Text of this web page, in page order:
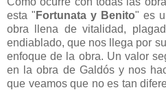
esta " Fortunata y Benito" es
obra llena de vitalidad,
endiablado, que nos llega por
enfoque de la obra. Un valor
en la obra de Galdós y nos
que veamos que no es tan